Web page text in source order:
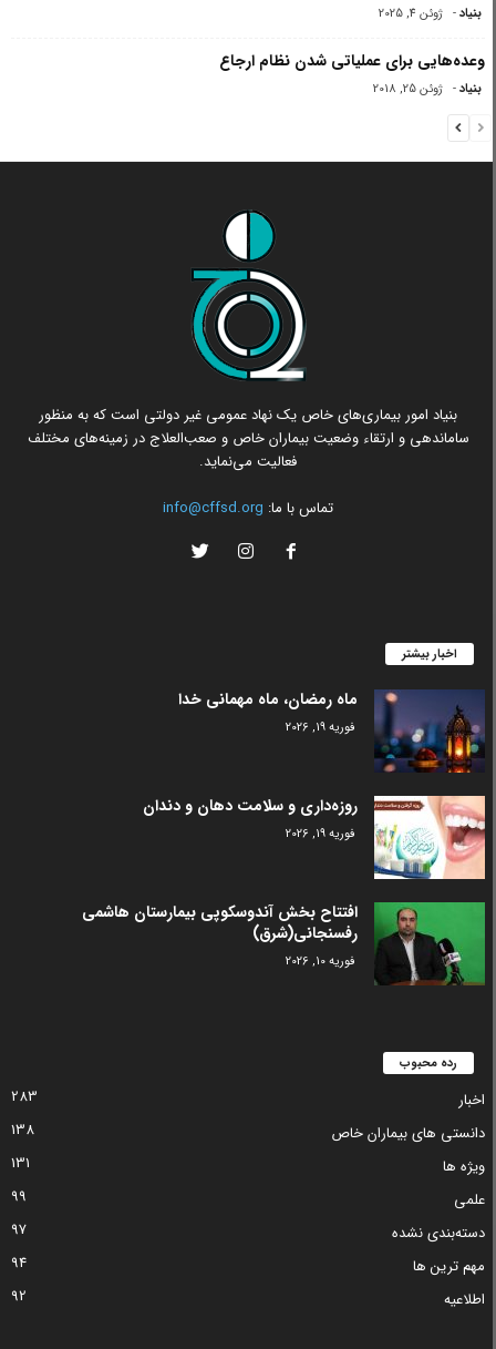
بنیاد - ژوئن 4, 2025
وعده‌هایی برای عملیاتی شدن نظام ارجاع
بنیاد - ژوئن 25, 2018
بنیاد امور بیماری‌های خاص یک نهاد عمومی غیر دولتی است که به منظور
ساماندهی و ارتقاء وضعیت بیماران خاص و صعب‌العلاج در زمینه‌های مختلف
فعالیت می‌نماید.
تماس با ما: info@cffsd.org
اخبار بیشتر
ماه رمضان، ماه مهمانی خدا
فوریه 19, 2026
روزه‌داری و سلامت دهان و دندان
فوریه 19, 2026
افتتاح بخش آندوسکوپی بیمارستان هاشمی
رفسنجانی(شرق)
فوریه 10, 2026
رده محبوب
اخبار
283
دانستی های بیماران خاص
138
ویژه ها
131
علمی
99
دسته‌بندی نشده
97
مهم ترین ها
94
اطلاعیه
92